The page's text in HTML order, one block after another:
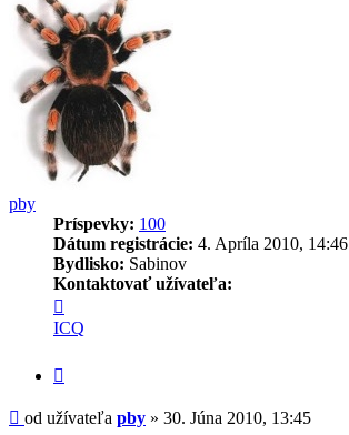
pby
Príspevky: 100
Dátum registrácie: 4. Apríla 2010, 14:46
Bydlisko: Sabinov
Kontaktovať užívateľa:
informácie
užívateľa
pby
ICQ
Príspevok
od užívateľa pby » 30. Júna 2010, 13:45